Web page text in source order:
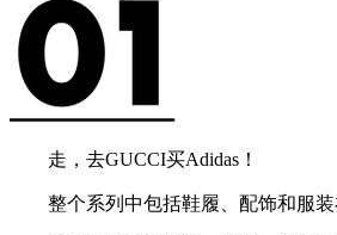
走，去GUCCI买Adidas！
整个系列中包括鞋履、配饰和服装